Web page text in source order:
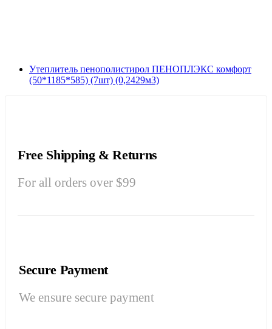
Утеплитель пенополистирол ПЕНОПЛЭКС комфорт
(50*1185*585) (7шт) (0,2429м3)
Free Shipping & Returns
For all orders over $99
Secure Payment
We ensure secure payment